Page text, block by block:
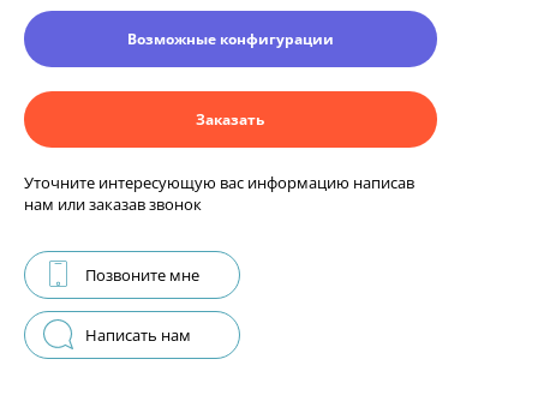
Возможные конфигурации
Заказать
Уточните интересующую вас информацию написав
нам или заказав звонок
Позвоните мне
Написать нам